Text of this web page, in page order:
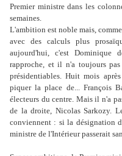
Premier ministre dans les
semaines.
L'ambition est noble mais,
avec des calculs plus
aujourd'hui, c'est Dominique
rapproche, et il n'a toujours
présidentiables. Huit mois
piquer la place de... François
électeurs du centre. Mais il n'a
de la droite, Nicolas Sarkozy.
conviennent : si la désignation
ministre de l'Intérieur passerait